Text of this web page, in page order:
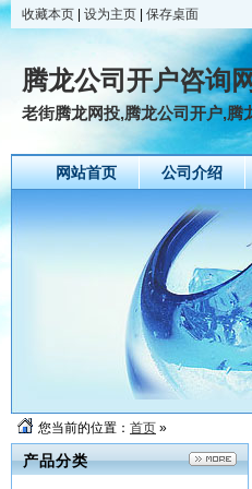
收藏本页 设为主页 保存桌面
腾龙公司开户咨询
老街腾龙网投,腾龙公司开户,腾
网站首页 公司介绍
您当前的位置： 首页 »
产品分类